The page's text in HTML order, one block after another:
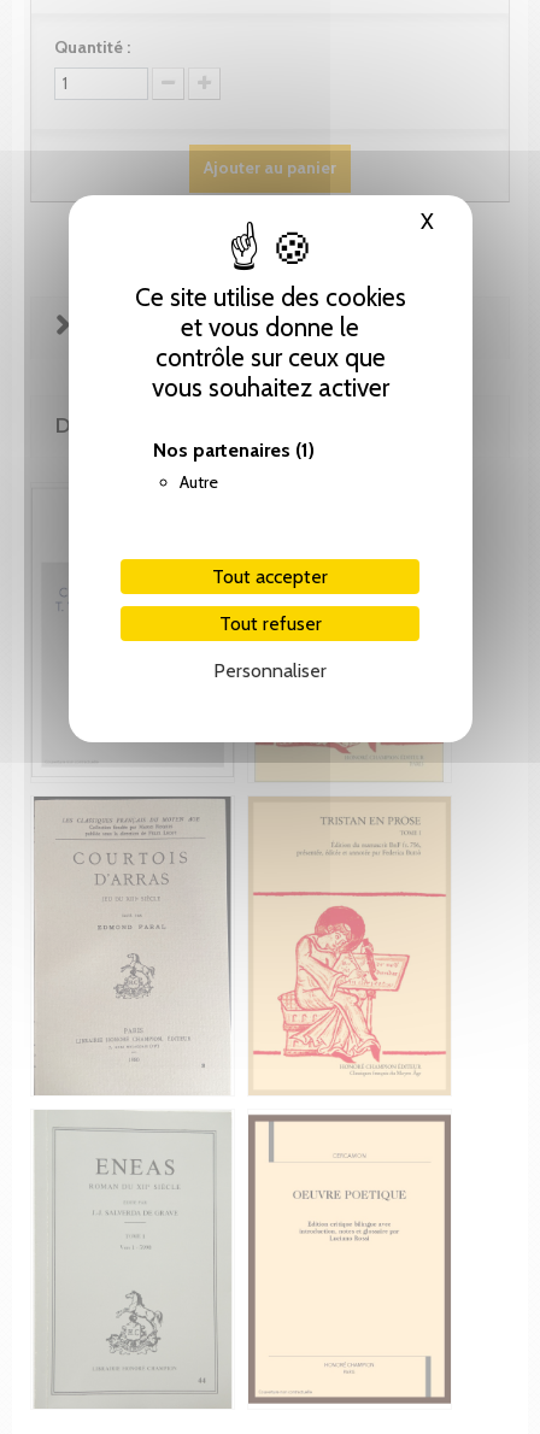
Ce site utilise des cookies
et vous donne le
contrôle sur ceux que
vous souhaitez activer
Nos partenaires (1)
Autre
Tout accepter
Tout refuser
Personnaliser
XMasquer
Quantité :
Ajouter au panier
FICHE TECHNIQUE
DE LA MÊME COLLECTION